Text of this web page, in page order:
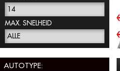
14
MAX. SNELHEID
ALLE
AUTOTYPE: